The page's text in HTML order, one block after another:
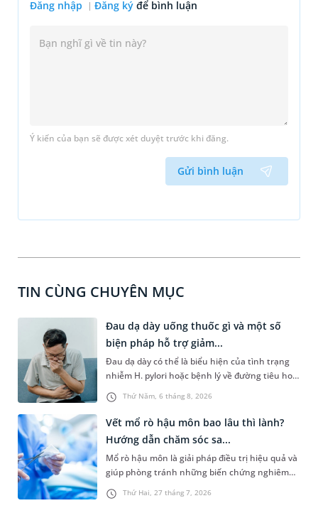
Đăng nhập Đăng ký để bình luận
Ý kiến của bạn sẽ được xét duyệt trước khi đăng.
Gửi bình luận
TIN CÙNG CHUYÊN MỤC
Thứ Năm, 6 tháng 8, 2026
Đau dạ dày uống thuốc gì và một số
biện pháp hỗ trợ giảm...
Đau dạ dày có thể là biểu hiện của tình trạng
nhiễm H. pylori hoặc bệnh lý về đường tiêu hoá
khác. Dựa theo nguyên nhân cụ thể, bác sĩ sẽ
cân nhắc chỉ định phương pháp điều trị, loại
thuốc giảm đau phù hợp. Nếu chưa biết người
bị đau dạ dày uống thuốc gì, bạn đọc có thể
tham khảo thông tin trong bài viết sau.
Thứ Hai, 27 tháng 7, 2026
Vết mổ rò hậu môn bao lâu thì lành?
Hướng dẫn chăm sóc sa...
Mổ rò hậu môn là giải pháp điều trị hiệu quả và
giúp phòng tránh những biến chứng nghiêm
trọng do căn bệnh này gây ra. Người bệnh
thường khá lo lắng trước khi mổ và có chung